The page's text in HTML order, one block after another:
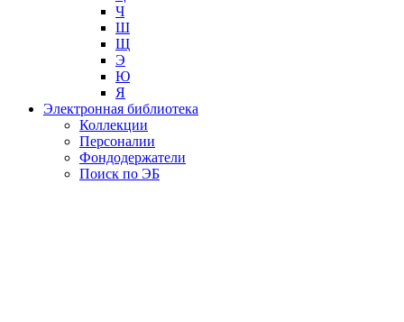
Ч
Ш
Щ
Э
Ю
Я
Электронная библиотека
Коллекции
Персоналии
Фондодержатели
Поиск по ЭБ